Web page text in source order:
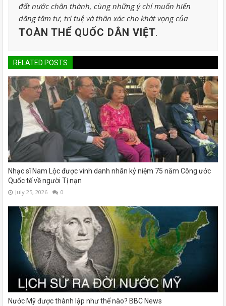
đất nước chân thành, cùng những ý chí muốn hiến
dâng tâm tư, trí tuệ và thân xác cho khát vọng của
TOÀN THỂ QUỐC DÂN VIỆT.
RELATED POSTS
Nhạc sĩ Nam Lộc được vinh danh nhân kỷ niệm 75 năm Công ước
Quốc tế về người Tị nạn
July 25, 2026 0
Nước Mỹ được thành lập như thế nào? BBC News